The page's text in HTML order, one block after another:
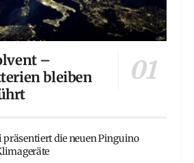
–
bleiben
präsentiert die neuen Pinguino